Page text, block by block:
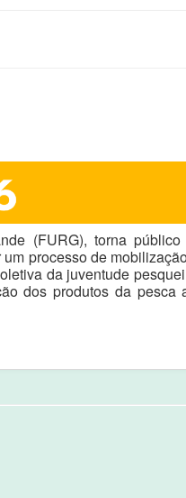
(FURG), torna
processo de
da juventude
dos produtos da pesca